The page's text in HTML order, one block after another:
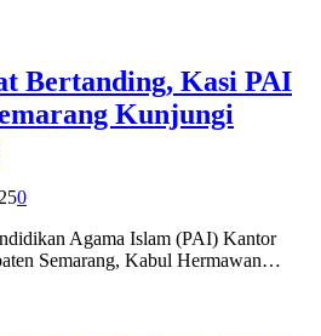
Bertanding, Kasi PAI
Kunjungi
0
Agama Islam (PAI) Kantor
Semarang, Kabul Hermawan…